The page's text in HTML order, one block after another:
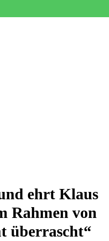
ehrt Klaus
Rahmen von
überrascht“